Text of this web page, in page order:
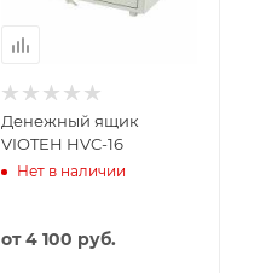
Денежный ящик
VIOTEH HVC-16
Нет в наличии
от4 100 руб.